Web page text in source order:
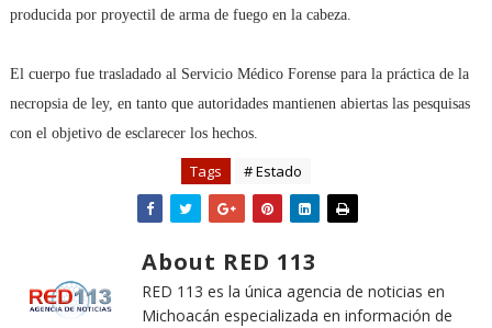
producida por proyectil de arma de fuego en la cabeza.
El cuerpo fue trasladado al Servicio Médico Forense para la práctica de la
necropsia de ley, en tanto que autoridades mantienen abiertas las pesquisas
con el objetivo de esclarecer los hechos.
Tags # Estado
About RED 113
RED 113 es la única agencia de noticias en
Michoacán especializada en información de